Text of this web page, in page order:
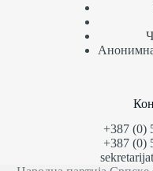
+387 (0)
+387 (0)